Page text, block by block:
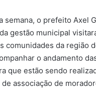
semana, o prefeito Axel
gestão municipal
comunidades da região
o andamento
que estão sendo
associação de